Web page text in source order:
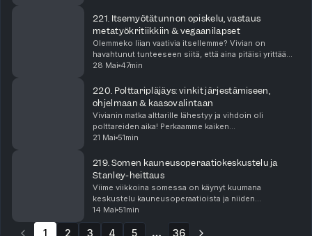
aiheeseen...
221. Itsemyötätunnon opiskelu, vastaus
metatyökritiikkiin & vegaanilapset
Olemmeko liian vaativia itsellemme? Vivian on
havahtunut tunteeseen siitä, että aina pitäisi yrittää
vähän enemmän, ja miten rimaa tulee koko ajan vähän
28 Mai 47min
220. Polttaripläjäys: vinkit järjestämiseen,
ohjelmaan & kaasovalintaan
Vivianin matka alttarille lähestyy ja vihdoin oli
polttareiden aika! Perkaamme kaiken
unohtumattomasta viikonlopusta ja sen dramaattisista
morsiammen sekä ka...
21 Mai 51min
219. Somen kauneusoperaatiokeskustelu ja
Stanley-heittaus
Viime viikkoina somessa on käynyt kuumana
keskustelu kauneusoperaatioista ja niiden
ongelmallisuudesta. Keskustelemme siitä ketä varten
niitä tehdään, miten omat ajatuksemme niistä on
kehittynyt vuosi...
14 Mai 51min
1 2 3 4 5 36